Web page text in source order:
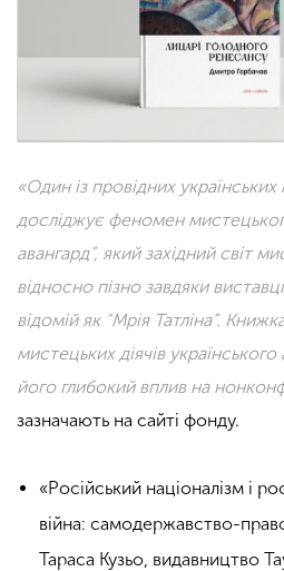
«Один із провідних
досліджує феномен
авангард”, який західний світ
відносно пізно завдяки
відомій як “Мрія Татліна”.
мистецьких діячів українського
його глибокий вплив на
зазначають на сайті фонду.
«Російський націоналізм і
війна: самодержавство-
Тараса Кузьо, видавництво